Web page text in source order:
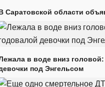
Саратовской области
в воде вниз
под Энгельсом